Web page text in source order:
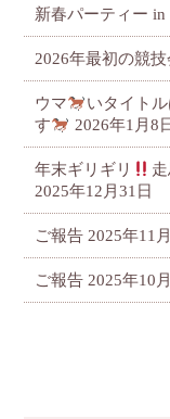
新春パーティー in
2026年最初の競技
ウマ
いタイト
す
2026年1月8
年末ギリギリ
2025年12月31日
ご報告 2025年11
ご報告 2025年10